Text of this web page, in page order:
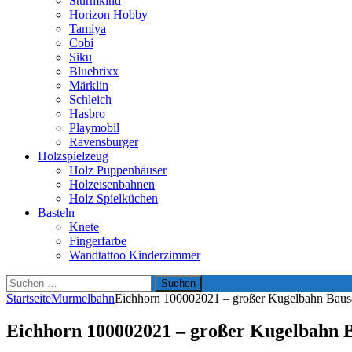
Horizon Hobby
Tamiya
Cobi
Siku
Bluebrixx
Märklin
Schleich
Hasbro
Playmobil
Ravensburger
Holzspielzeug
Holz Puppenhäuser
Holzeisenbahnen
Holz Spielküchen
Basteln
Knete
Fingerfarbe
Wandtattoo Kinderzimmer
Suchen
nach:
StartseiteMurmelbahnEichhorn 100002021 – großer Kugelbahn
Eichhorn 100002021 – großer Kugelbahn